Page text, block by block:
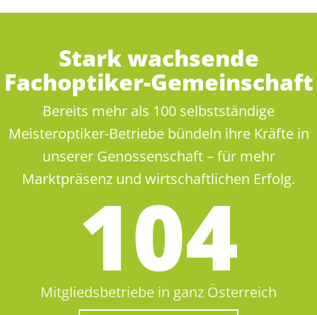
Stark wachsende
Fachoptiker-Gemeinschaft
Bereits mehr als 100 selbstständige
Meisteroptiker-Betriebe bündeln ihre Kräfte in
unserer Genossenschaft – für mehr
Marktpräsenz und wirtschaftlichen Erfolg.
105
Mitgliedsbetriebe in ganz Österreich